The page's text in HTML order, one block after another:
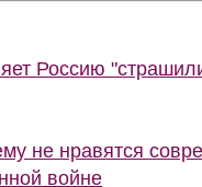
Россию
не нравятся
войне